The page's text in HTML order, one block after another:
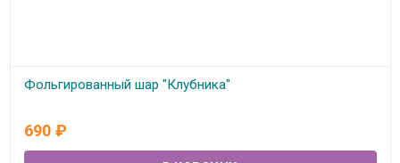
Фольгированный шар "Клубника"
690 ₽